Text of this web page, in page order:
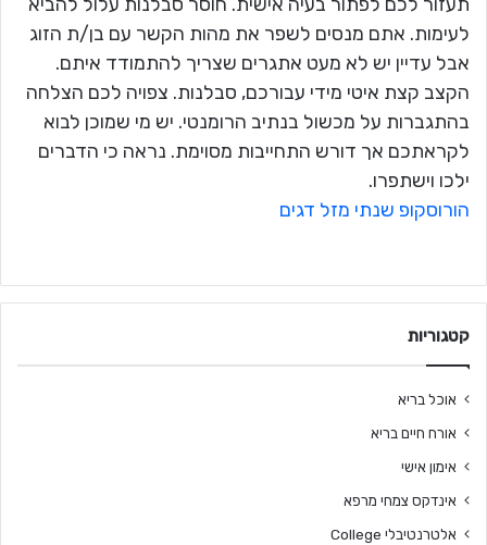
לעימות. אתם מנסים לשפר את מהות הקשר עם בן/ת הזוג
אבל עדיין יש לא מעט אתגרים שצריך להתמודד איתם.
הקצב קצת איטי מידי עבורכם, סבלנות. צפויה לכם הצלחה
בהתגברות על מכשול בנתיב הרומנטי. יש מי שמוכן לבוא
לקראתכם אך דורש התחייבות מסוימת. נראה כי הדברים
ילכו וישתפרו.
הורוסקופ שנתי מזל דגים
קטגוריות
אוכל בריא
אורח חיים בריא
אימון אישי
אינדקס צמחי מרפא
אלטרנטיבלי College